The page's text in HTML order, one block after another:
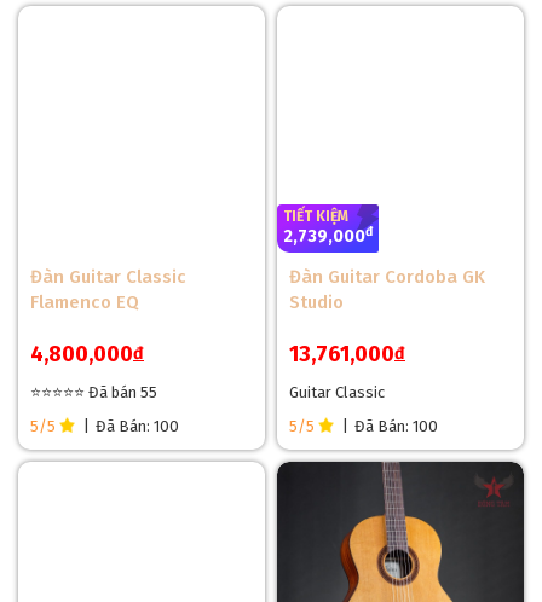
Đàn Guitar Classic
Flamenco EQ
4,800,000đ
⭐⭐⭐⭐⭐ Đã bán 55
5/5
Đã Bán: 100
TIẾT KIỆM
2,739,000đ
Đàn Guitar Cordoba GK
Studio
13,761,000đ
Guitar Classic
5/5
Đã Bán: 100